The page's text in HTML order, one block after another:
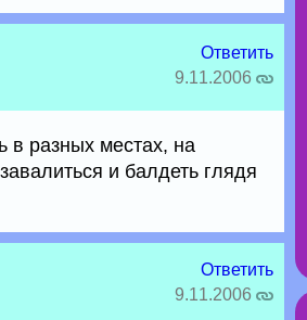
Ответить
9.11.2006
в разных местах, на
и балдеть глядя
Ответить
9.11.2006